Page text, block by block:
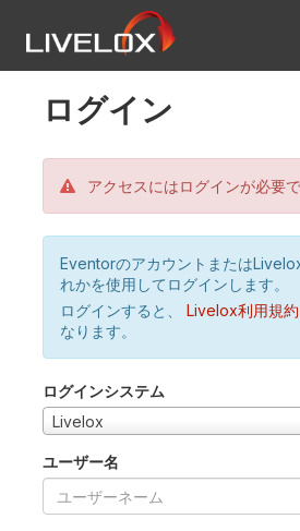
ログイン
アクセスにはログインが必要で
Eventorのアカウントまたは
れかを使用してログインします。
ログインすると、
Livelox利用規約
なります。
ログインシステム
Livelox
ユーザー名